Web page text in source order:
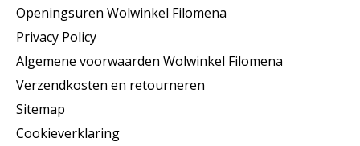
Openingsuren Wolwinkel Filomena
Privacy Policy
Algemene voorwaarden Wolwinkel Filomena
Verzendkosten en retourneren
Sitemap
Cookieverklaring